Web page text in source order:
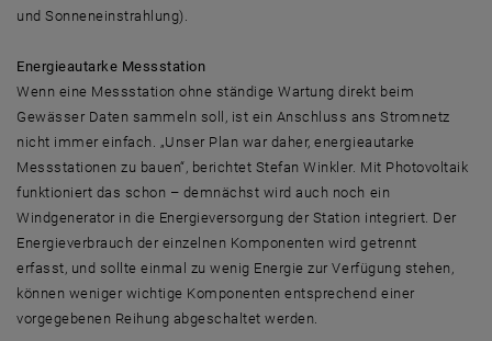
und Sonneneinstrahlung).
Energieautarke Messstation
Wenn eine Messstation ohne ständige Wartung direkt beim
Gewässer Daten sammeln soll, ist ein Anschluss ans Stromnetz
nicht immer einfach. „Unser Plan war daher, energieautarke
Messstationen zu bauen“, berichtet Stefan Winkler. Mit Photovoltaik
funktioniert das schon – demnächst wird auch noch ein
Windgenerator in die Energieversorgung der Station integriert. Der
Energieverbrauch der einzelnen Komponenten wird getrennt
erfasst, und sollte einmal zu wenig Energie zur Verfügung stehen,
können weniger wichtige Komponenten entsprechend einer
vorgegebenen Reihung abgeschaltet werden.